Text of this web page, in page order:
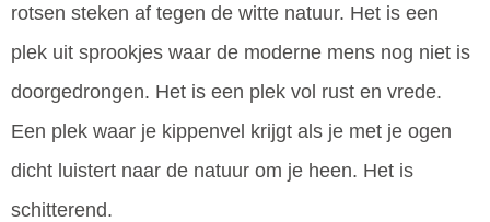
rotsen steken af tegen de witte natuur. Het is een
plek uit sprookjes waar de moderne mens nog niet is
doorgedrongen. Het is een plek vol rust en vrede.
Een plek waar je kippenvel krijgt als je met je ogen
dicht luistert naar de natuur om je heen. Het is
schitterend.